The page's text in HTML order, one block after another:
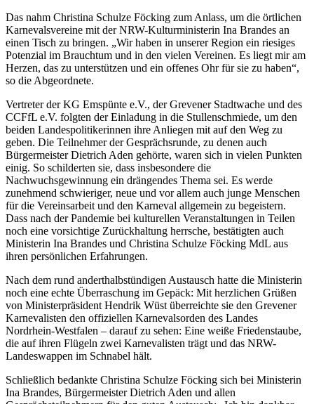
Das nahm Christina Schulze Föcking zum Anlass, um die örtlichen
Karnevalsvereine mit der NRW-Kulturministerin Ina Brandes an
einen Tisch zu bringen. „Wir haben in unserer Region ein riesiges
Potenzial im Brauchtum und in den vielen Vereinen. Es liegt mir am
Herzen, das zu unterstützen und ein offenes Ohr für sie zu haben“,
so die Abgeordnete.
Vertreter der KG Emspünte e.V., der Grevener Stadtwache und des
CCFfL e.V. folgten der Einladung in die Stullenschmiede, um den
beiden Landespolitikerinnen ihre Anliegen mit auf den Weg zu
geben. Die Teilnehmer der Gesprächsrunde, zu denen auch
Bürgermeister Dietrich Aden gehörte, waren sich in vielen Punkten
einig. So schilderten sie, dass insbesondere die
Nachwuchsgewinnung ein drängendes Thema sei. Es werde
zunehmend schwieriger, neue und vor allem auch junge Menschen
für die Vereinsarbeit und den Karneval allgemein zu begeistern.
Dass nach der Pandemie bei kulturellen Veranstaltungen in Teilen
noch eine vorsichtige Zurückhaltung herrsche, bestätigten auch
Ministerin Ina Brandes und Christina Schulze Föcking MdL aus
ihren persönlichen Erfahrungen.
Nach dem rund anderthalbstündigen Austausch hatte die Ministerin
noch eine echte Überraschung im Gepäck: Mit herzlichen Grüßen
von Ministerpräsident Hendrik Wüst überreichte sie den Grevener
Karnevalisten den offiziellen Karnevalsorden des Landes
Nordrhein-Westfalen – darauf zu sehen: Eine weiße Friedenstaube,
die auf ihren Flügeln zwei Karnevalisten trägt und das NRW-
Landeswappen im Schnabel hält.
Schließlich bedankte Christina Schulze Föcking sich bei Ministerin
Ina Brandes, Bürgermeister Dietrich Aden und allen